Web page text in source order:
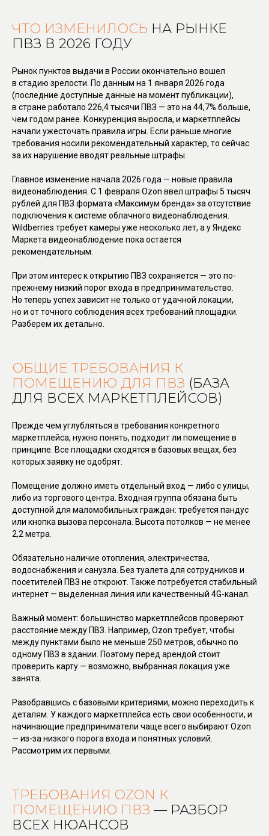
ЧТО ИЗМЕНИЛОСЬ НА РЫНКЕ
ПВЗ В 2026 ГОДУ
Рынок пунктов выдачи в России окончательно вошел
в стадию зрелости. По данным на 1 января 2026 года
(последние доступные данные на момент публикации),
в стране работало 226,4 тысячи ПВЗ — это на 44,7% больше,
чем годом ранее. Конкуренция выросла, и маркетплейсы
начали ужесточать правила игры. Если раньше многие
требования носили рекомендательный характер, то сейчас
за их нарушение вводят реальные штрафы.
Главное изменение начала 2026 года — новые правила
видеонаблюдения. С 1 февраля Ozon ввел штрафы 5 тысяч
рублей для ПВЗ формата «Максимум бренда» за отсутствие
подключения к системе облачного видеонаблюдения.
Wildberries требует камеры уже несколько лет, а у Яндекс
Маркета видеонаблюдение пока остается
рекомендательным.
При этом интерес к открытию ПВЗ сохраняется — это по-
прежнему низкий порог входа в предпринимательство.
Но теперь успех зависит не только от удачной локации,
но и от точного соблюдения всех требований площадки.
Разберем их детально.
ОБЩИЕ ТРЕБОВАНИЯ К
ПОМЕЩЕНИЮ ДЛЯ ПВЗ (БАЗА
ДЛЯ ВСЕХ МАРКЕТПЛЕЙСОВ)
Прежде чем углубляться в требования конкретного
маркетплейса, нужно понять, подходит ли помещение в
принципе. Все площадки сходятся в базовых вещах, без
которых заявку не одобрят.
Помещение должно иметь отдельный вход — либо с улицы,
либо из торгового центра. Входная группа обязана быть
доступной для маломобильных граждан: требуется пандус
или кнопка вызова персонала. Высота потолков — не менее
2,2 метра.
Обязательно наличие отопления, электричества,
водоснабжения и санузла. Без туалета для сотрудников и
посетителей ПВЗ не откроют. Также потребуется стабильный
интернет — выделенная линия или качественный 4G-канал.
Важный момент: большинство маркетплейсов проверяют
расстояние между ПВЗ. Например, Ozon требует, чтобы
между пунктами было не меньше 250 метров, обычно по
одному ПВЗ в здании. Поэтому перед арендой стоит
проверить карту — возможно, выбранная локация уже
занята.
Разобравшись с базовыми критериями, можно переходить к
деталям. У каждого маркетплейса есть свои особенности, и
начинающие предприниматели чаще всего выбирают Ozon
— из-за низкого порога входа и понятных условий.
Рассмотрим их первыми.
ТРЕБОВАНИЯ OZON К
ПОМЕЩЕНИЮ ПВЗ — РАЗБОР
ВСЕХ НЮАНСОВ